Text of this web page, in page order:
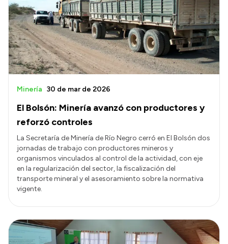
El Bolsón: Minería avanzó con productores y
reforzó controles
Minería 30 de mar de 2026
La Secretaría de Minería de Río Negro cerró en El Bolsón dos
jornadas de trabajo con productores mineros y
organismos vinculados al control de la actividad, con eje
en la regularización del sector, la fiscalización del
transporte mineral y el asesoramiento sobre la normativa
vigente.